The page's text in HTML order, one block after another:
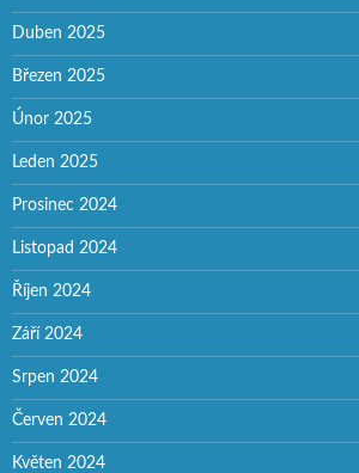
Duben 2025
Březen 2025
Únor 2025
Leden 2025
Prosinec 2024
Listopad 2024
Říjen 2024
Září 2024
Srpen 2024
Červen 2024
Květen 2024